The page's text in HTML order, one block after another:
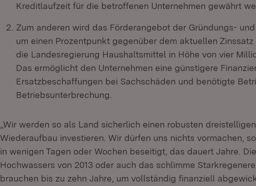
Kreditlaufzeit für die betroffenen Unternehmen gewährt
Zum anderen wird das Förderangebot der Gründungs-
um einen Prozentpunkt gegenüber dem aktuellen
die Landesregierung Haushaltsmittel in Höhe von vier
Das ermöglicht den Unternehmen eine günstigere
Ersatzbeschaffungen bei Sachschäden und benötigte
Betriebsunterbrechung.
„Wir werden so als Land sicherlich einen robusten
Wiederaufbau investieren. Wir dürfen uns nichts vormachen,
in wenigen Tagen oder Wochen beseitigt, das dauert Jahre.
Hochwassers von 2013 oder auch das schlimme
brauchen bis zu zehn Jahre, um vollständig finanziell